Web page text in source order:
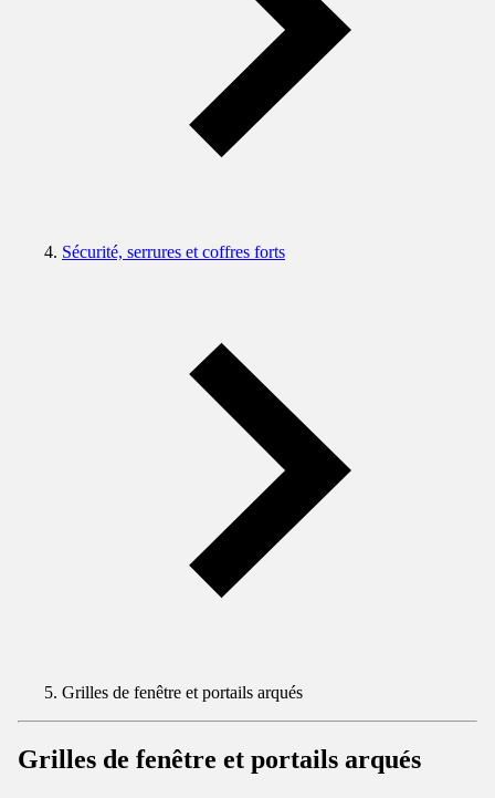
Sécurité, serrures et coffres forts
Grilles de fenêtre et portails arqués
Grilles de fenêtre et portails arqués